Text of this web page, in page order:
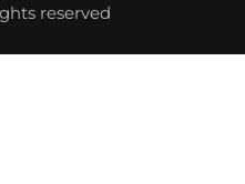
reserved